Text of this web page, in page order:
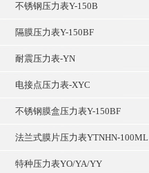
不锈钢压力表Y-150B
隔膜压力表Y-150BF
耐震压力表-YN
电接点压力表-XYC
不锈钢膜盒压力表Y-150BF
法兰式膜片压力表YTNHN-100ML
特种压力表YO/YA/YY